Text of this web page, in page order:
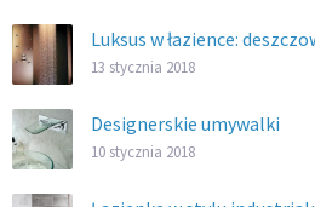
Luksus w łazience:
13 stycznia 2018
Designerskie umywalki
10 stycznia 2018